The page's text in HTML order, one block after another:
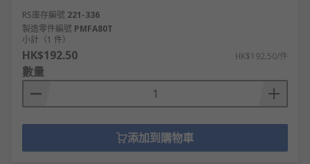
RS庫存編號 221-336
製造零件編號 PMFA80T
小計（1 件）
HK$192.50 HK$192.50/件
數量
添加到購物車